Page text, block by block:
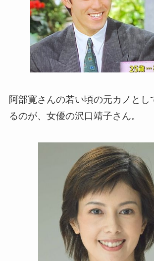
阿部寛さんの若い頃の元カノとし
るのが、女優の沢口靖子さん。